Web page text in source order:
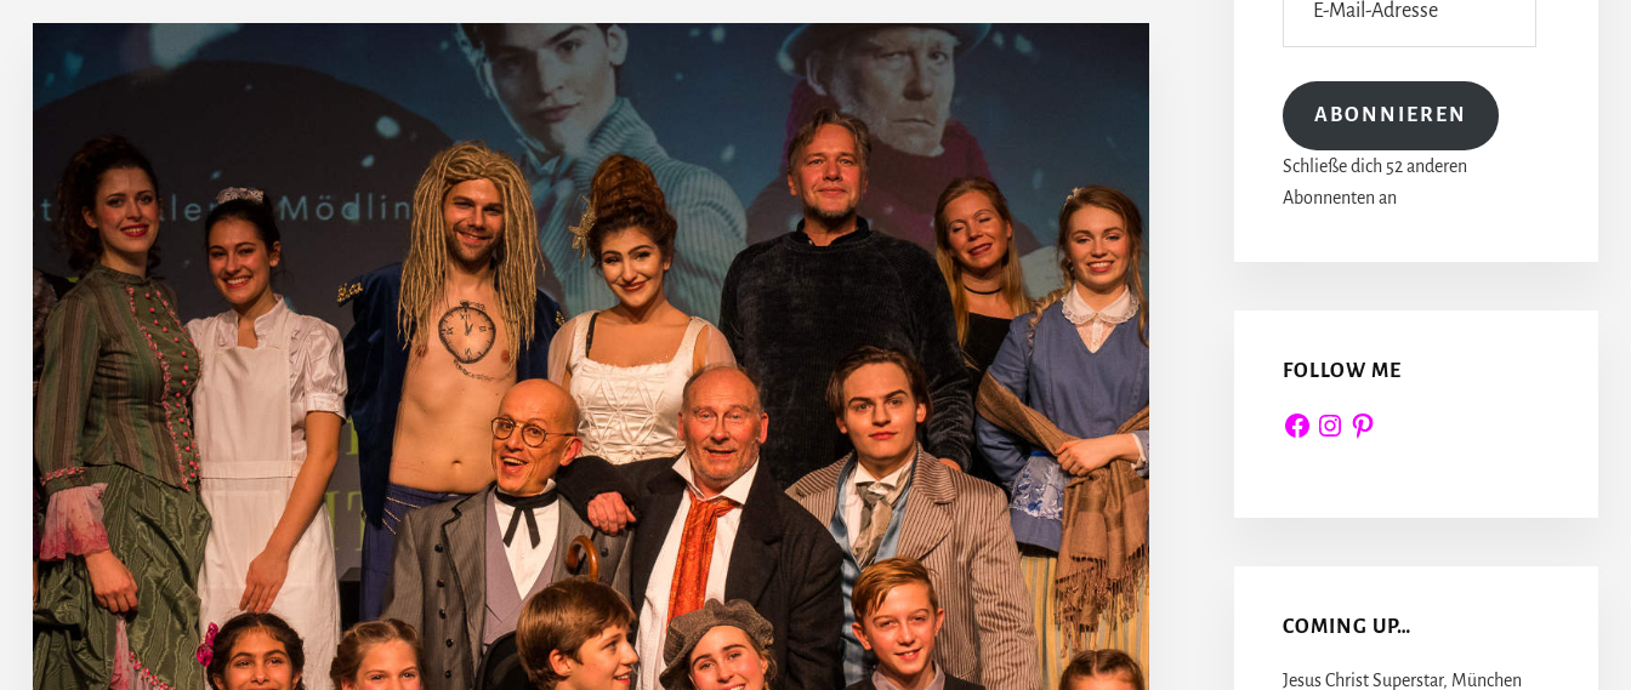
Mail-
Adresse
ABONNIEREN
Schließe dich 52 anderen
Abonnenten an
FOLLOW ME
FacebookInstagram
Pinterest
COMING UP…
Jesus Christ Superstar, München